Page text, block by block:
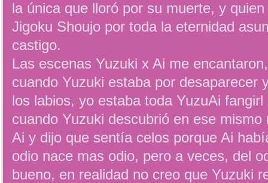
la única que lloró por su muerte, y
Jigoku Shoujo por toda la eternidad
castigo.
Las escenas Yuzuki x Ai me
cuando Yuzuki estaba por desaparecer
los labios, yo estaba toda YuzuAi
cuando Yuzuki descubrió en ese
Ai y dijo que sentía celos porque Ai
odio nace mas odio, pero a veces, del
bueno, en realidad no creo que Yuzuki